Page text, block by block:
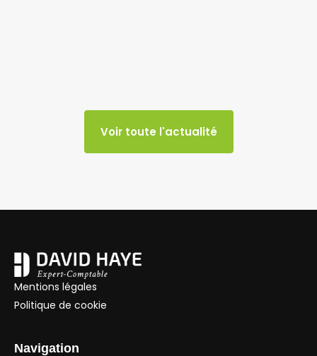
Voir toute l'actualité
Mentions légales
Politique de cookie
Navigation